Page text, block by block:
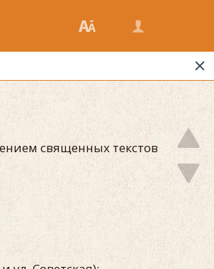
священных текстов